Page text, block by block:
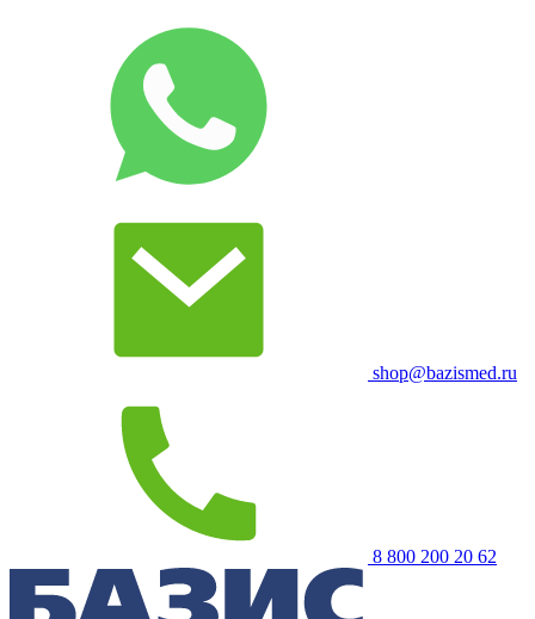
shop@bazismed.ru
8 800 200 20 62